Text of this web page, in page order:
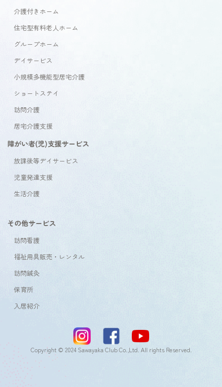
介護付きホーム
住宅型有料老人ホーム
グループホーム
デイサービス
小規模多機能型居宅介護
ショートステイ
訪問介護
居宅介護支援
障がい者(児)支援サービス
放課後等デイサービス
児童発達支援
生活介護
その他サービス
訪問看護
福祉用具販売・レンタル
訪問鍼灸
保育所
入居紹介
Copyright © 2024 Sawayaka Club Co.,Ltd. All rights Reserved.